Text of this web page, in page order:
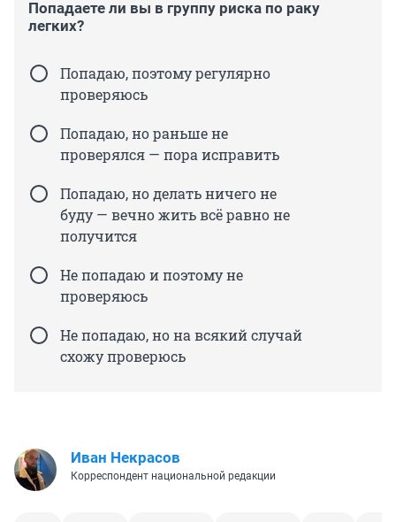
Попадаете ли вы в группу риска по раку
легких?
Попадаю, поэтому регулярно
проверяюсь
Попадаю, но раньше не
проверялся — пора исправить
Попадаю, но делать ничего не
буду — вечно жить всё равно не
получится
Не попадаю и поэтому не
проверяюсь
Не попадаю, но на всякий случай
схожу проверюсь
Иван Некрасов
Корреспондент национальной редакции